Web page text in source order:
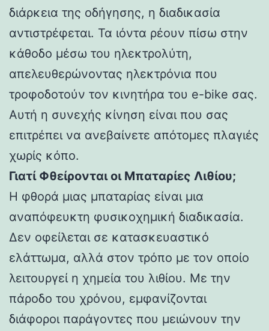
διάρκεια της οδήγησης, η διαδικασία
αντιστρέφεται. Τα ιόντα ρέουν πίσω στην
κάθοδο μέσω του ηλεκτρολύτη,
απελευθερώνοντας ηλεκτρόνια που
τροφοδοτούν τον κινητήρα του e-bike σας.
Αυτή η συνεχής κίνηση είναι που σας
επιτρέπει να ανεβαίνετε απότομες πλαγιές
χωρίς κόπο.
Γιατί Φθείρονται οι Μπαταρίες Λιθίου;
Η φθορά μιας μπαταρίας είναι μια
αναπόφευκτη φυσικοχημική διαδικασία.
Δεν οφείλεται σε κατασκευαστικό
ελάττωμα, αλλά στον τρόπο με τον οποίο
λειτουργεί η χημεία του λιθίου. Με την
πάροδο του χρόνου, εμφανίζονται
διάφοροι παράγοντες που μειώνουν την